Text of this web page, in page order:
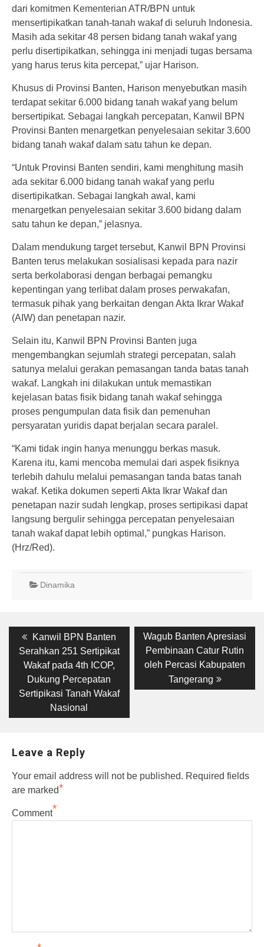
dari komitmen Kementerian ATR/BPN untuk
mensertipikatkan tanah-tanah wakaf di seluruh Indonesia.
Masih ada sekitar 48 persen bidang tanah wakaf yang
perlu disertipikatkan, sehingga ini menjadi tugas bersama
yang harus terus kita percepat,” ujar Harison.
Khusus di Provinsi Banten, Harison menyebutkan masih
terdapat sekitar 6.000 bidang tanah wakaf yang belum
bersertipikat. Sebagai langkah percepatan, Kanwil BPN
Provinsi Banten menargetkan penyelesaian sekitar 3.600
bidang tanah wakaf dalam satu tahun ke depan.
“Untuk Provinsi Banten sendiri, kami menghitung masih
ada sekitar 6.000 bidang tanah wakaf yang perlu
disertipikatkan. Sebagai langkah awal, kami
menargetkan penyelesaian sekitar 3.600 bidang dalam
satu tahun ke depan,” jelasnya.
Dalam mendukung target tersebut, Kanwil BPN Provinsi
Banten terus melakukan sosialisasi kepada para nazir
serta berkolaborasi dengan berbagai pemangku
kepentingan yang terlibat dalam proses perwakafan,
termasuk pihak yang berkaitan dengan Akta Ikrar Wakaf
(AIW) dan penetapan nazir.
Selain itu, Kanwil BPN Provinsi Banten juga
mengembangkan sejumlah strategi percepatan, salah
satunya melalui gerakan pemasangan tanda batas tanah
wakaf. Langkah ini dilakukan untuk memastikan
kejelasan batas fisik bidang tanah wakaf sehingga
proses pengumpulan data fisik dan pemenuhan
persyaratan yuridis dapat berjalan secara paralel.
“Kami tidak ingin hanya menunggu berkas masuk.
Karena itu, kami mencoba memulai dari aspek fisiknya
terlebih dahulu melalui pemasangan tanda batas tanah
wakaf. Ketika dokumen seperti Akta Ikrar Wakaf dan
penetapan nazir sudah lengkap, proses sertipikasi dapat
langsung bergulir sehingga percepatan penyelesaian
tanah wakaf dapat lebih optimal,” pungkas Harison.
(Hrz/Red).
Dinamika
Post
navigation
Previous
post:
Kanwil BPN Banten
Serahkan 251 Sertipikat
Wakaf pada 4th ICOP,
Dukung Percepatan
Sertipikasi Tanah Wakaf
Nasional
Next
post:
Wagub Banten Apresiasi
Pembinaan Catur Rutin
oleh Percasi Kabupaten
Tangerang
Leave a Reply
Your email address will not be published. Required fields
are marked*
Comment*